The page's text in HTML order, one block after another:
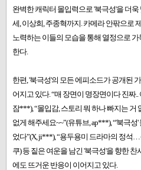
완벽한 캐릭터 몰입력으로 '​북극성'​을 더욱
세, 이상희, 주종혁까지. 카메라 안팎으로
노력하는 이들의 모습을 통해 열정으로
한다.
한편, '북극성'의 모든 에피소드가 공개된
어지고 있다. “매 장면이 명장면이다 진짜
잠***), “몰입감, 스토리 뭐 하나 빠지는
없게 해주세요~~”(유튜브, ap***), “'북극
었다”(X, ji***), “용두용미 드라마의 정석
쿠) 등 짙은 여운을 남긴 '북극성'을 향한
에도 뜨거운 반응이 이어지고 있다.